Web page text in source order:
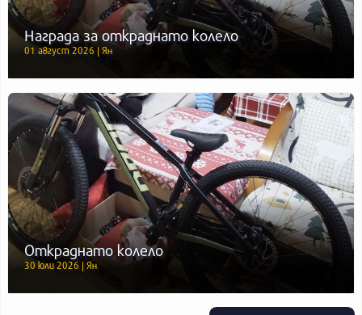
Награда за откраднато колело
01 август 2026 | Ян
Откраднато колело
30 юли 2026 | Ян